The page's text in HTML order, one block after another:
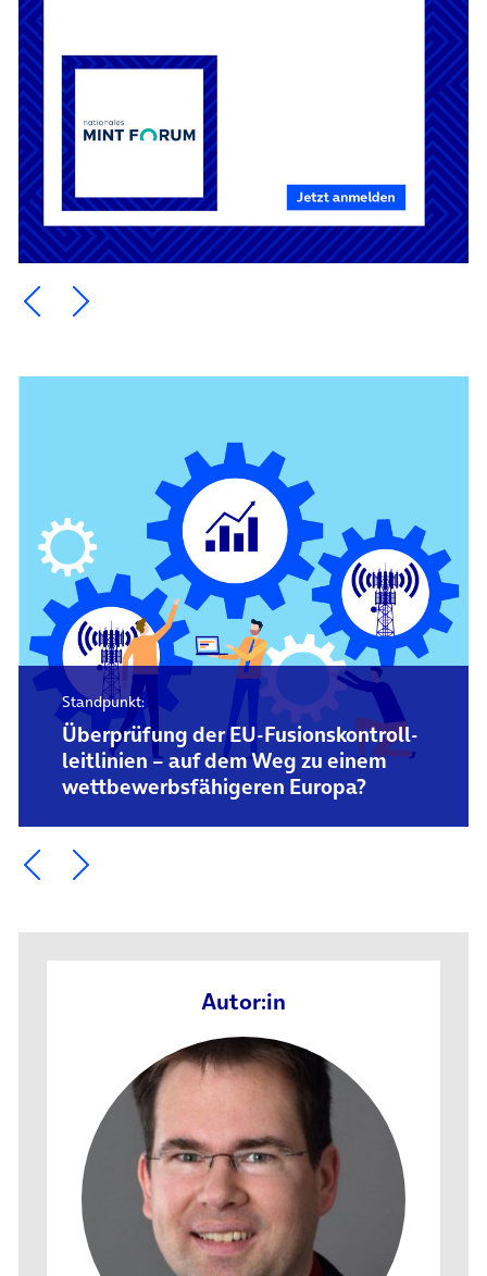
Ein Element zurück blättern
Ein Element weiter blättern
Standpunkt:
Überprüfung der EU-Fusions­kontroll­
leitlinien – auf dem Weg zu einem
wettbewerbs­fähigeren Europa?
Ein Element zurück blättern
Ein Element weiter blättern
Autor:in